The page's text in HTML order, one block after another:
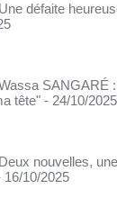
défaite
SANGARÉ
tête" - 24/10/2025
nouvelles,
16/10/2025